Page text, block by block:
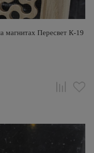
магнитах Пересвет К-19